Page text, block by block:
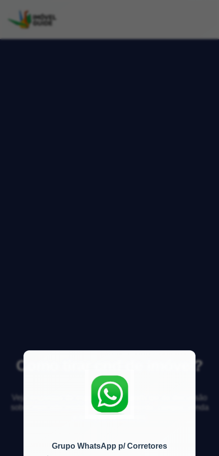
Grupo WhatsApp p/ Corretores
Como tirar cnd de imóvel?
Veja respostas de especialistas e participe da discussão
sobre mercado imobiliário, financiamento, compra, venda
e locação de imóveis